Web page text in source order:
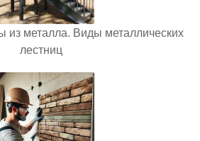
из металла. Виды металлических
лестниц